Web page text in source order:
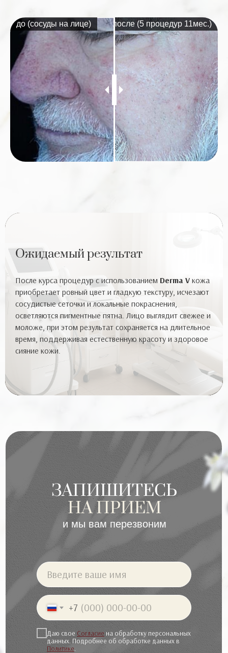
до (сосуды на лице) после (5 процедур 11мес.)
Ожидаемый результат
После курса процедур с использованием Derma V кожа
приобретает ровный цвет и гладкую текстуру, исчезают
сосудистые сеточки и локальные покраснения,
осветляются пигментные пятна. Лицо выглядит свежее и
моложе, при этом результат сохраняется на длительное
время, поддерживая естественную красоту и здоровое
сияние кожи.
ЗАПИШИТЕСЬ
НА ПРИЕМ
и мы вам перезвоним
Введите ваше имя
+7
Даю свое Согласие на обработку персональных
данных. Подробнее об обработке данных в
Политике.